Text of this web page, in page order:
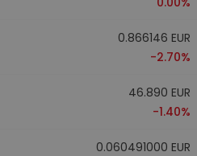
0.866146 EUR
-2.70%
46.890 EUR
-1.40%
0.060491000 EUR